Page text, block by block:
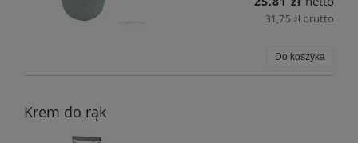
31,75 zł brutto
Do koszyka
Krem do rąk